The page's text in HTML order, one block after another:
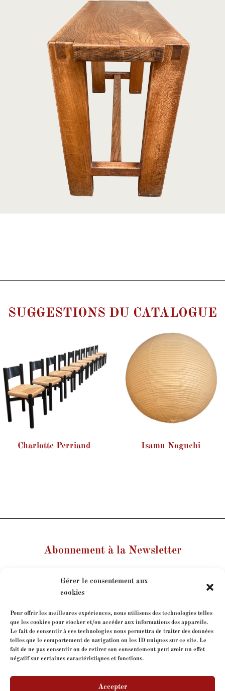
Gérer le consentement aux
cookies
Pour offrir les meilleures expériences, nous utilisons des technologies telles
que les cookies pour stocker et/ou accéder aux informations des appareils.
Le fait de consentir à ces technologies nous permettra de traiter des données
telles que le comportement de navigation ou les ID uniques sur ce site. Le
fait de ne pas consentir ou de retirer son consentement peut avoir un effet
négatif sur certaines caractéristiques et fonctions.
Accepter
SUGGESTIONS DU CATALOGUE
Charlotte Perriand Isamu Noguchi
Abonnement à la Newsletter
Je consens à l'utilisation de mes coordonnées dans le
cadre de mon abonnement à la newsletter.